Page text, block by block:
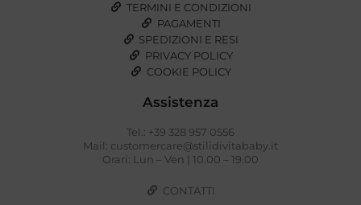
TERMINI E CONDIZIONI
PAGAMENTI
SPEDIZIONI E RESI
PRIVACY POLICY
COOKIE POLICY
Assistenza
Tel.: +39 328 957 0556
Mail: customercare@stilidivitababy.it
Orari: Lun – Ven | 10.00 – 19.00
CONTATTI